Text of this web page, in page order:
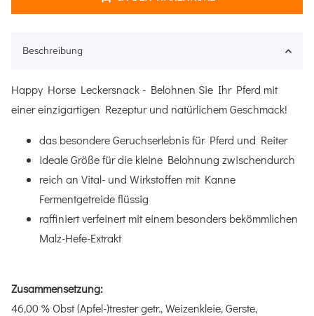
Beschreibung
Happy Horse Leckersnack - Belohnen Sie Ihr Pferd mit
einer einzigartigen Rezeptur und natürlichem Geschmack!
das besondere Geruchserlebnis für Pferd und Reiter
ideale Größe für die kleine Belohnung zwischendurch
reich an Vital- und Wirkstoffen mit Kanne
Fermentgetreide flüssig
raffiniert verfeinert mit einem besonders bekömmlichen
Malz-Hefe-Extrakt
Zusammensetzung:
46,00 % Obst (Apfel-)trester getr., Weizenkleie, Gerste,